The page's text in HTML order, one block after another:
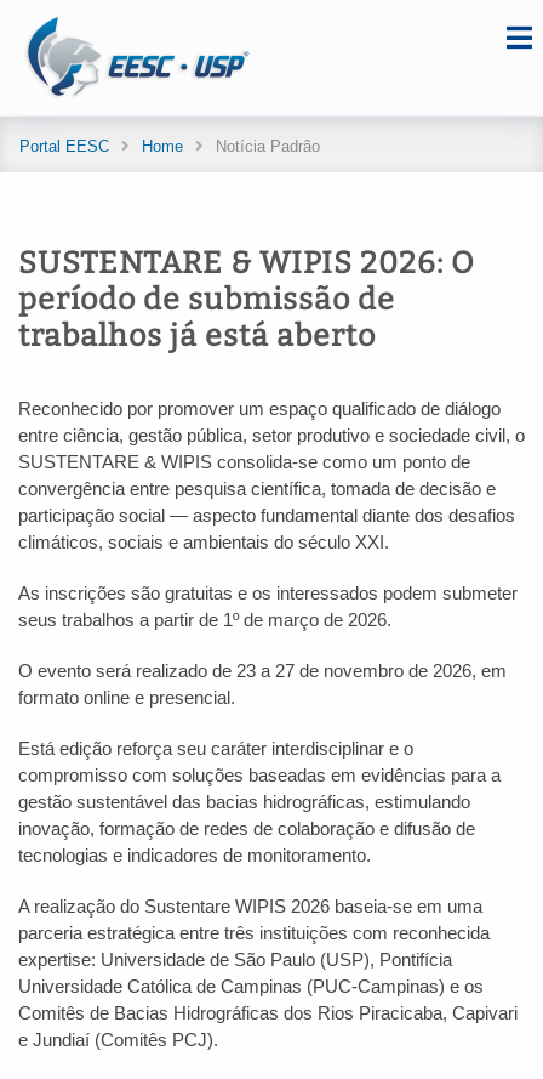
Portal EESC Home Notícia Padrão
SUSTENTARE & WIPIS 2026: O
período de submissão de
trabalhos já está aberto
Reconhecido por promover um espaço qualificado de diálogo
entre ciência, gestão pública, setor produtivo e sociedade civil, o
SUSTENTARE & WIPIS consolida-se como um ponto de
convergência entre pesquisa científica, tomada de decisão e
participação social — aspecto fundamental diante dos desafios
climáticos, sociais e ambientais do século XXI.
As inscrições são gratuitas e os interessados podem submeter
seus trabalhos a partir de 1º de março de 2026.
O evento será realizado de 23 a 27 de novembro de 2026, em
formato online e presencial.
Está edição reforça seu caráter interdisciplinar e o
compromisso com soluções baseadas em evidências para a
gestão sustentável das bacias hidrográficas, estimulando
inovação, formação de redes de colaboração e difusão de
tecnologias e indicadores de monitoramento.
A realização do Sustentare WIPIS 2026 baseia-se em uma
parceria estratégica entre três instituições com reconhecida
expertise: Universidade de São Paulo (USP), Pontifícia
Universidade Católica de Campinas (PUC-Campinas) e os
Comitês de Bacias Hidrográficas dos Rios Piracicaba, Capivari
e Jundiaí (Comitês PCJ).